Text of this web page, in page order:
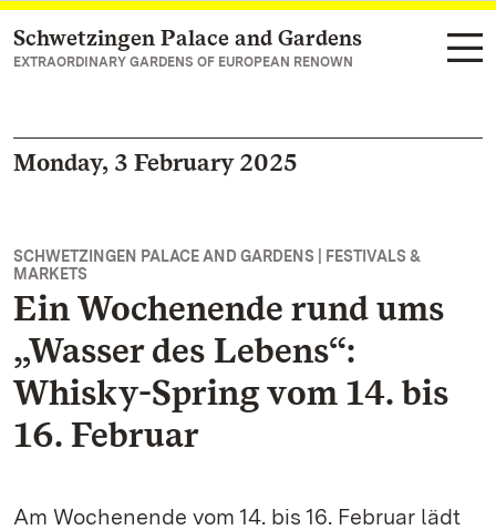
Navigate to main page
Schwetzingen Palace and Gardens
EXTRAORDINARY GARDENS OF EUROPEAN RENOWN
Monday, 3 February 2025
SCHWETZINGEN PALACE AND GARDENS | FESTIVALS &
MARKETS
Ein Wochenende rund ums
„Wasser des Lebens“:
Whisky-Spring vom 14. bis
16. Februar
Am Wochenende vom 14. bis 16. Februar lädt